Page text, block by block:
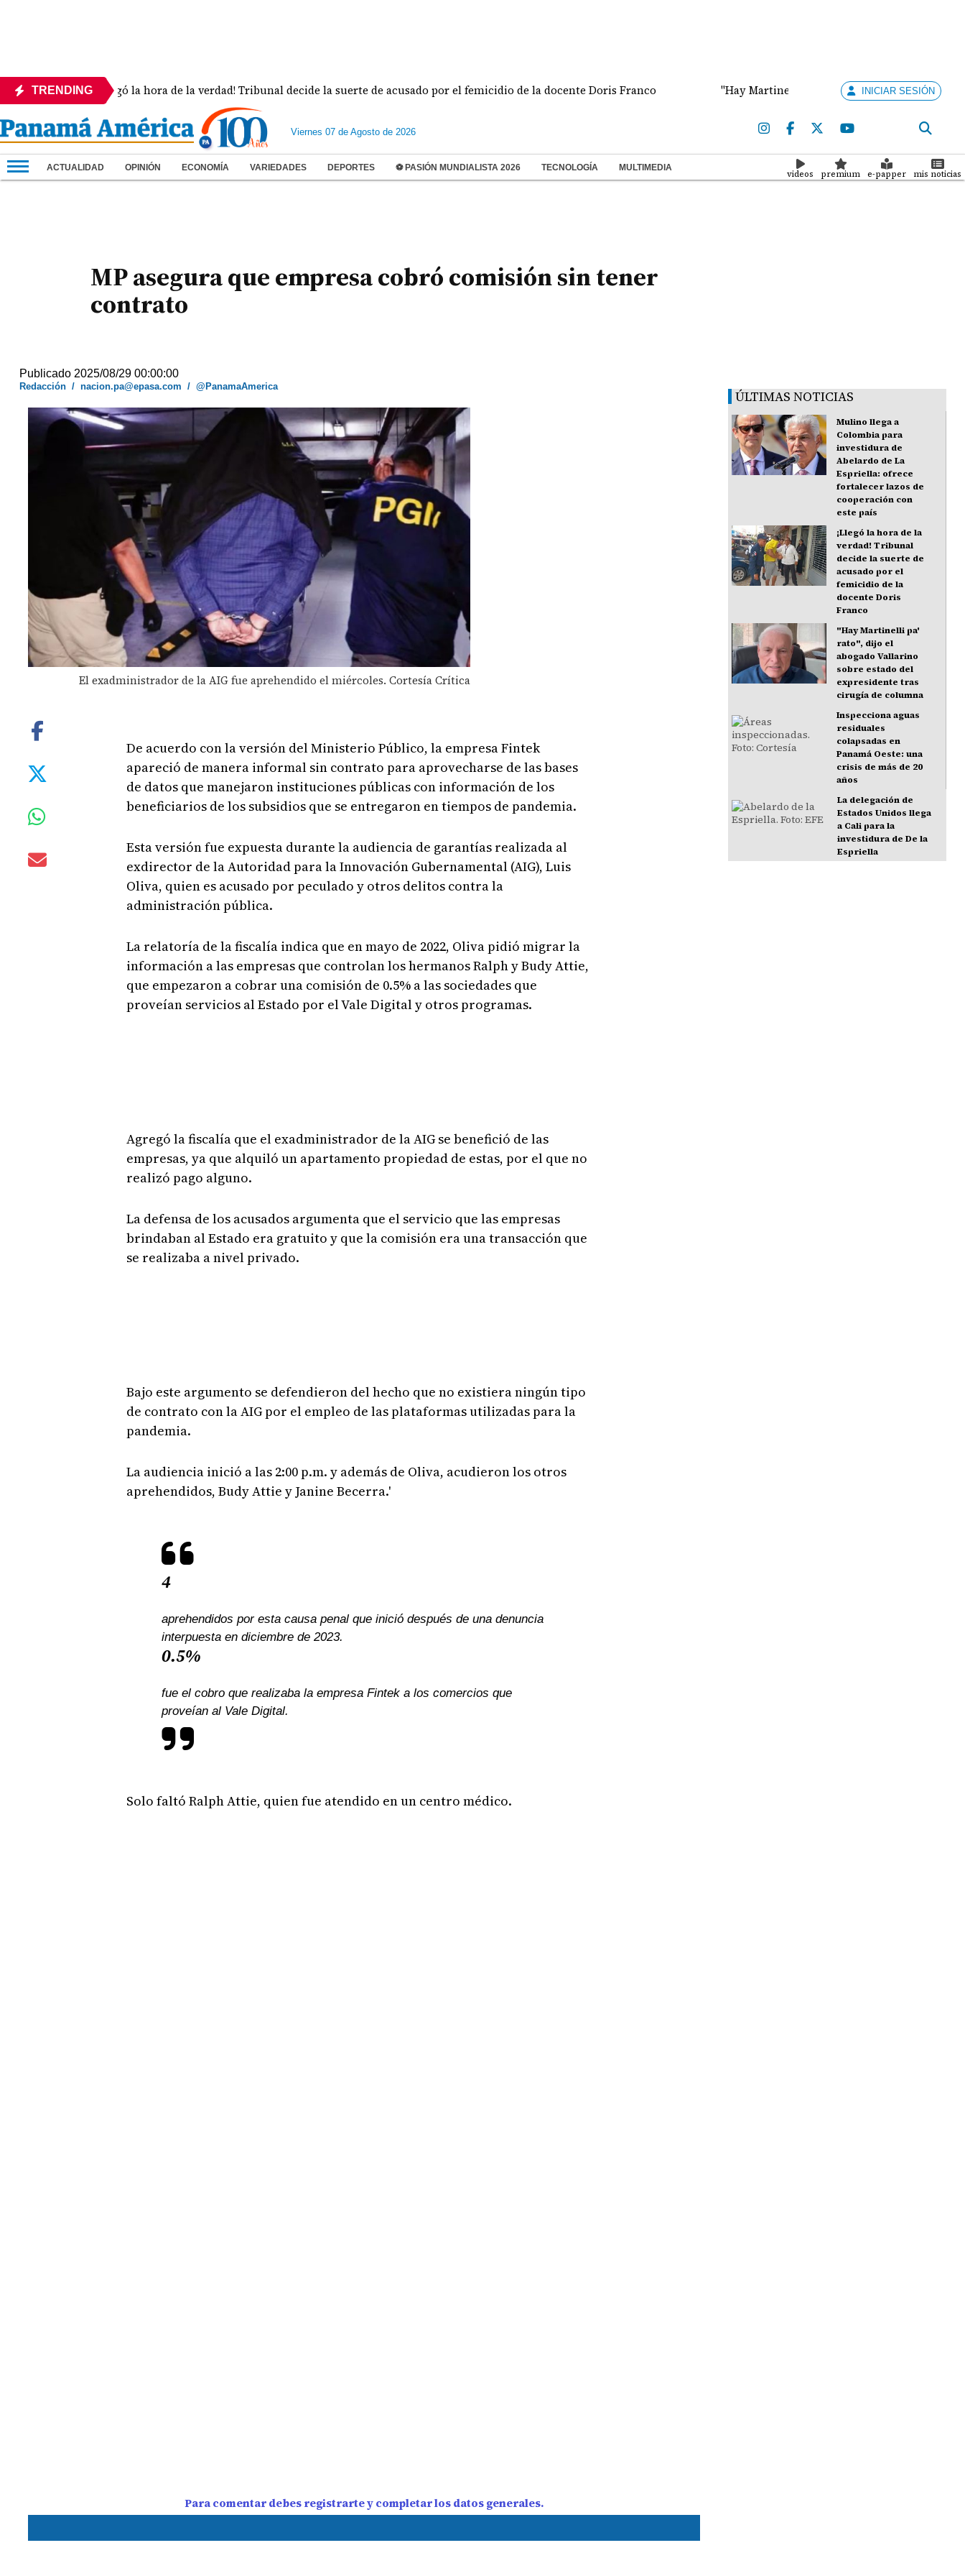
TRENDING¡Llegó la hora de la verdad! Tribunal decide la suerte de acusado por el femicidio de la docente Doris Franco "Hay Martinelli pa' rato", dijo el abogado Vallarino
INICIAR SESIÓN
Viernes 07 de Agosto de 2026
ACTUALIDAD OPINIÓN ECONOMÍA VARIEDADES DEPORTES ⚽ PASIÓN MUNDIALISTA 2026 TECNOLOGÍA MULTIMEDIA
videos premium e-papper mis noticias
MP asegura que empresa cobró comisión sin tener
contrato
Publicado 2025/08/29 00:00:00
Redacción /nacion.pa@epasa.com /@PanamaAmerica
El exadministrador de la AIG fue aprehendido el miércoles. Cortesía Crítica
De acuerdo con la versión del Ministerio Público, la empresa Fintek
apareció de manera informal sin contrato para aprovecharse de las bases
de datos que manejaron instituciones públicas con información de los
beneficiarios de los subsidios que se entregaron en tiempos de pandemia.
Esta versión fue expuesta durante la audiencia de garantías realizada al
exdirector de la Autoridad para la Innovación Gubernamental (AIG), Luis
Oliva, quien es acusado por peculado y otros delitos contra la
administración pública.
La relatoría de la fiscalía indica que en mayo de 2022, Oliva pidió migrar la
información a las empresas que controlan los hermanos Ralph y Budy Attie,
que empezaron a cobrar una comisión de 0.5% a las sociedades que
proveían servicios al Estado por el Vale Digital y otros programas.
Agregó la fiscalía que el exadministrador de la AIG se benefició de las
empresas, ya que alquiló un apartamento propiedad de estas, por el que no
realizó pago alguno.
La defensa de los acusados argumenta que el servicio que las empresas
brindaban al Estado era gratuito y que la comisión era una transacción que
se realizaba a nivel privado.
Bajo este argumento se defendieron del hecho que no existiera ningún tipo
de contrato con la AIG por el empleo de las plataformas utilizadas para la
pandemia.
La audiencia inició a las 2:00 p.m. y además de Oliva, acudieron los otros
aprehendidos, Budy Attie y Janine Becerra.'
4
aprehendidos por esta causa penal que inició después de una denuncia
interpuesta en diciembre de 2023.
0.5%
fue el cobro que realizaba la empresa Fintek a los comercios que
proveían al Vale Digital.
Solo faltó Ralph Attie, quien fue atendido en un centro médico.
Para comentar debes registrarte y completar los datos generales.
ÚLTIMAS NOTICIAS
Mulino llega a
Colombia para
investidura de
Abelardo de La
Espriella: ofrece
fortalecer lazos de
cooperación con
este país
¡Llegó la hora de la
verdad! Tribunal
decide la suerte de
acusado por el
femicidio de la
docente Doris
Franco
"Hay Martinelli pa'
rato", dijo el
abogado Vallarino
sobre estado del
expresidente tras
cirugía de columna
Inspecciona aguas
residuales
colapsadas en
Panamá Oeste: una
crisis de más de 20
años
La delegación de
Estados Unidos llega
a Cali para la
investidura de De la
Espriella